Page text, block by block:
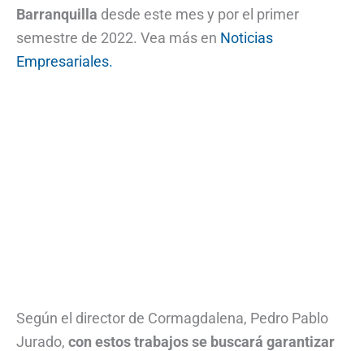
Barranquilla desde este mes y por el primer
semestre de 2022. Vea más en Noticias
Empresariales.
Según el director de Cormagdalena, Pedro Pablo
Jurado, con estos trabajos se buscará garantizar